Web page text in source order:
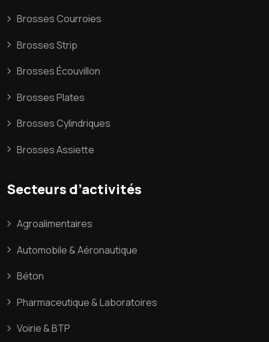
Brosses Courroies
Brosses Strip
Brosses Écouvillon
Brosses Plates
Brosses Cylindriques
Brosses Assiette
Secteurs d’activités
Agroalimentaires
Automobile & Aéronautique
Béton
Pharmaceutique & Laboratoires
Voirie & BTP